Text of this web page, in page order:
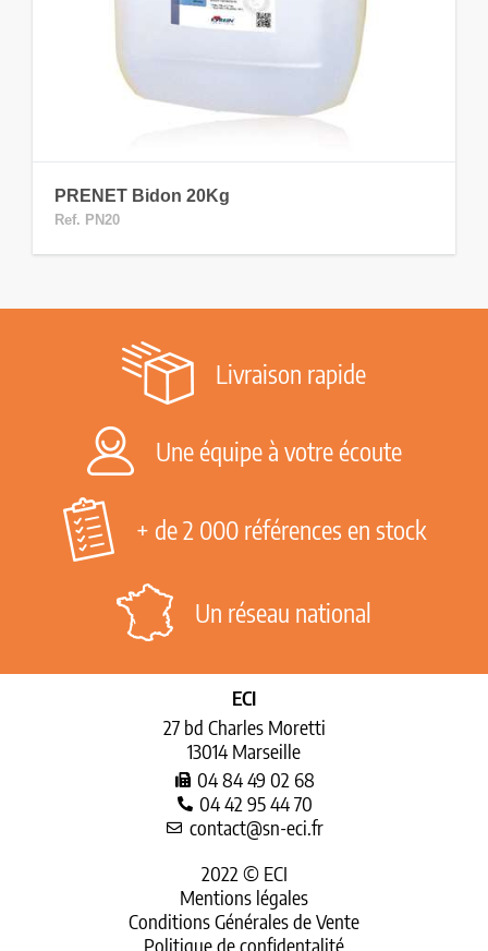
Ref. PN20
PRENET Bidon 20Kg
Livraison rapide
Une équipe à votre écoute
+ de 2 000 références en stock
Un réseau national
ECI
27 bd Charles Moretti
13014 Marseille
04 84 49 02 68
04 42 95 44 70
contact@sn-eci.fr
2022 © ECI
Mentions légales
Conditions Générales de Vente
Politique de confidentalité